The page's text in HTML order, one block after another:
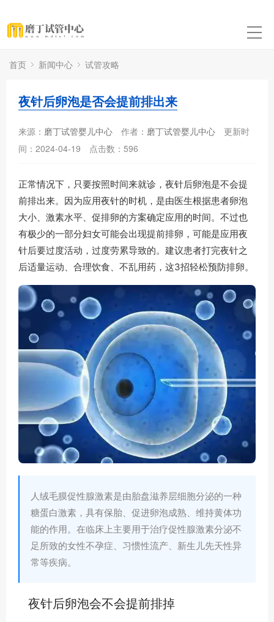
首页 新闻中心 试管攻略
夜针后卵泡是否会提前排出来
来源： 磨丁试管婴儿中心 作者： 磨丁试管婴儿中心
更新时
间：2024-04-19
点击数： 596
正常情况下，只要按照时间来就诊，夜针后卵泡是不会提
前排出来。因为应用夜针的时机，是由医生根据患者卵泡
大小、激素水平、促排卵的方案确定应用的时间。不过也
有极少的一部分妇女可能会出现提前排卵，可能是应用夜
针后要过度活动，过度劳累导致的。建议患者打完夜针之
后适量运动、合理饮食、不乱用药，这3招轻松预防排卵。
人绒毛膜促性腺激素是由胎盘滋养层细胞分泌的一种
糖蛋白激素，具有保胎、促进卵泡成熟、维持黄体功
能的作用。在临床上主要用于治疗促性腺激素分泌不
足所致的女性不孕症、习惯性流产、新生儿先天性异
常等疾病。
夜针后卵泡会不会提前排掉